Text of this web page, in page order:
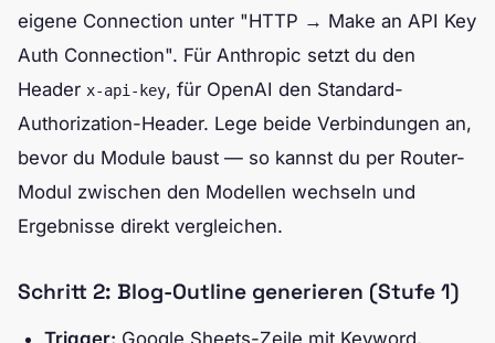
eigene Connection unter "HTTP → Make an API Key
Auth Connection". Für Anthropic setzt du den
Header x-api-key, für OpenAI den Standard-
Authorization-Header. Lege beide Verbindungen an,
bevor du Module baust — so kannst du per Router-
Modul zwischen den Modellen wechseln und
Ergebnisse direkt vergleichen.
Schritt 2: Blog-Outline generieren (Stufe 1)